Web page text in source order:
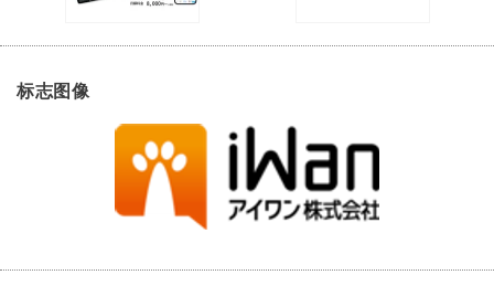
标志图像